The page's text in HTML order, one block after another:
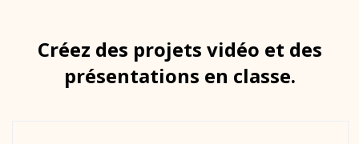
Créez des projets vidéo et des
présentations en classe.